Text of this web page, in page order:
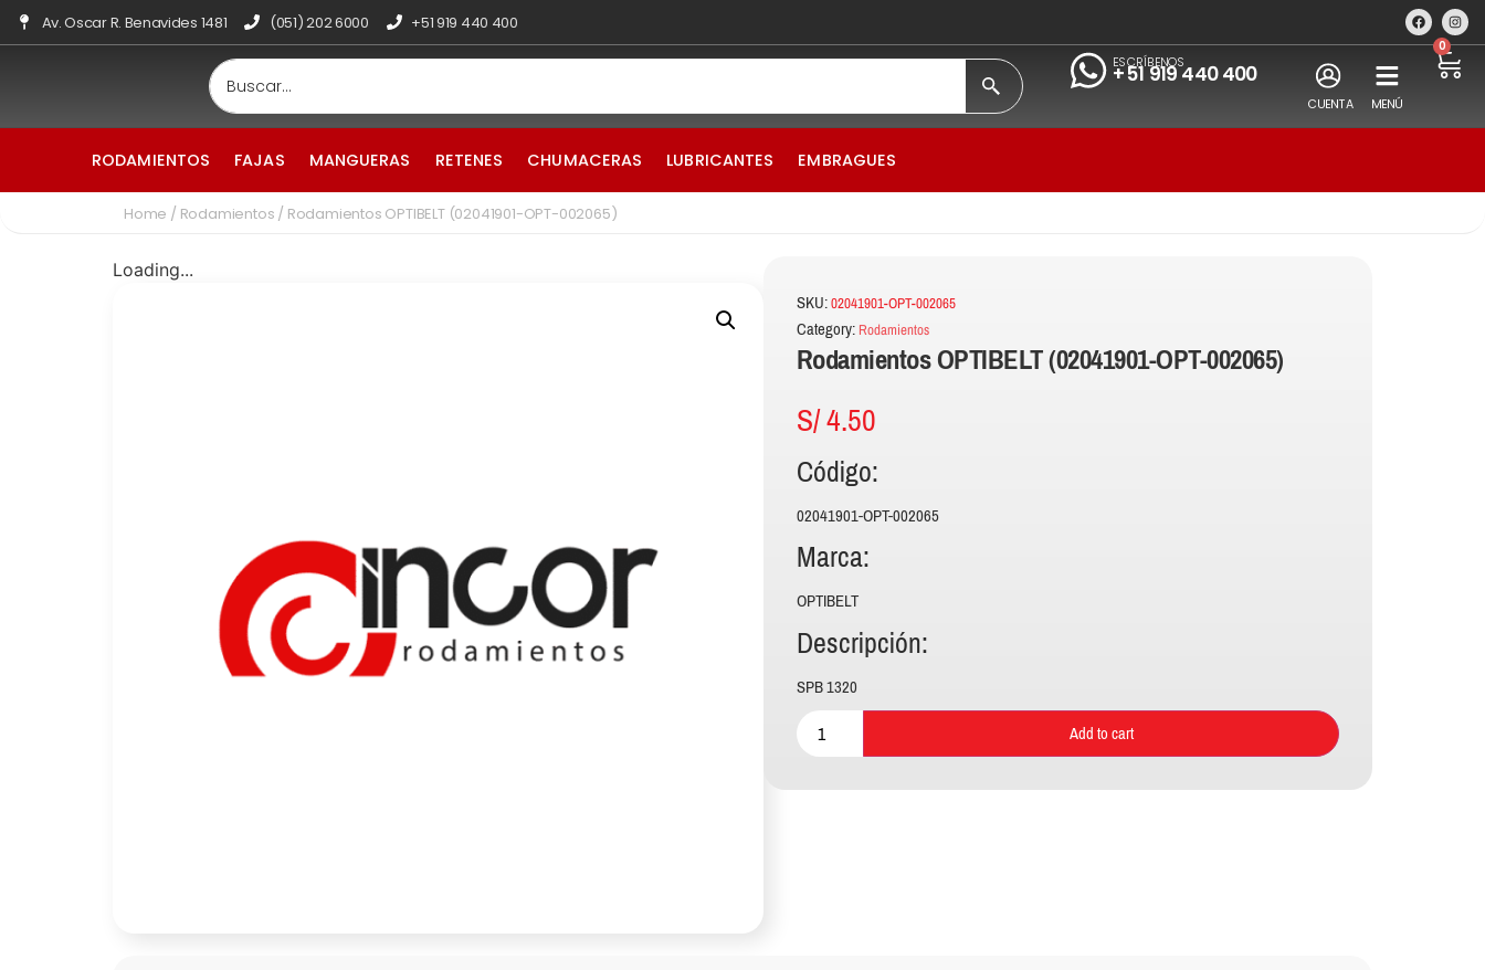
Av. Oscar R. Benavides 1481 (051) 202 6000 +51 919 440 400
ESCRÍBENOS
+51 919 440 400
CUENTA MENÚ
0
RODAMIENTOS FAJAS MANGUERAS RETENES CHUMACERAS LUBRICANTES EMBRAGUES
Home / Rodamientos / Rodamientos OPTIBELT (02041901-OPT-002065)
Loading...
SKU:02041901-OPT-002065
Category: Rodamientos
Rodamientos OPTIBELT (02041901-OPT-002065)
S/4.50
Código:
02041901-OPT-002065
Marca:
OPTIBELT
Descripción:
SPB 1320
Add to cart